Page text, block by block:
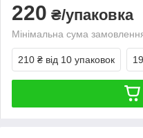
220 ₴/упаковка
Мінімальна сума
210 ₴ від 10 упаковок